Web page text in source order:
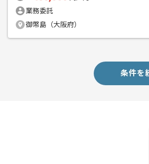
業務委託
御幣島（大阪府）
条件を